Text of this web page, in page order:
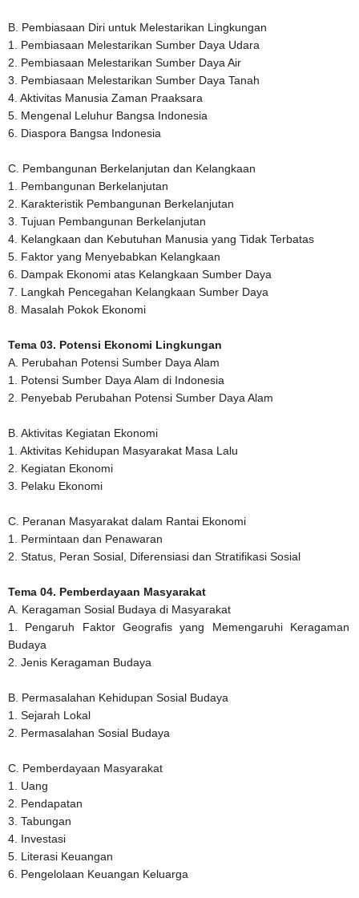
B. Pembiasaan Diri untuk Melestarikan Lingkungan
1. Pembiasaan Melestarikan Sumber Daya Udara
2. Pembiasaan Melestarikan Sumber Daya Air
3. Pembiasaan Melestarikan Sumber Daya Tanah
4. Aktivitas Manusia Zaman Praaksara
5. Mengenal Leluhur Bangsa Indonesia
6. Diaspora Bangsa Indonesia
C. Pembangunan Berkelanjutan dan Kelangkaan
1. Pembangunan Berkelanjutan
2. Karakteristik Pembangunan Berkelanjutan
3. Tujuan Pembangunan Berkelanjutan
4. Kelangkaan dan Kebutuhan Manusia yang Tidak Terbatas
5. Faktor yang Menyebabkan Kelangkaan
6. Dampak Ekonomi atas Kelangkaan Sumber Daya
7. Langkah Pencegahan Kelangkaan Sumber Daya
8. Masalah Pokok Ekonomi
Tema 03. Potensi Ekonomi Lingkungan
A. Perubahan Potensi Sumber Daya Alam
1. Potensi Sumber Daya Alam di Indonesia
2. Penyebab Perubahan Potensi Sumber Daya Alam
B. Aktivitas Kegiatan Ekonomi
1. Aktivitas Kehidupan Masyarakat Masa Lalu
2. Kegiatan Ekonomi
3. Pelaku Ekonomi
C. Peranan Masyarakat dalam Rantai Ekonomi
1. Permintaan dan Penawaran
2. Status, Peran Sosial, Diferensiasi dan Stratifikasi Sosial
Tema 04. Pemberdayaan Masyarakat
A. Keragaman Sosial Budaya di Masyarakat
1. Pengaruh Faktor Geografis yang Memengaruhi Keragaman
Budaya
2. Jenis Keragaman Budaya
B. Permasalahan Kehidupan Sosial Budaya
1. Sejarah Lokal
2. Permasalahan Sosial Budaya
C. Pemberdayaan Masyarakat
1. Uang
2. Pendapatan
3. Tabungan
4. Investasi
5. Literasi Keuangan
6. Pengelolaan Keuangan Keluarga